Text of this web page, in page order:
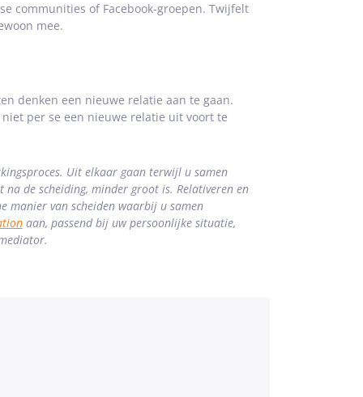
communities of Facebook-groepen. Twijfelt
mee.
denken een nieuwe relatie aan te gaan.
per se een nieuwe relatie uit voort te
Uit elkaar gaan terwijl u samen
de scheiding, minder groot is. Relativeren en
manier van scheiden waarbij u samen
aan, passend bij uw persoonlijke situatie,